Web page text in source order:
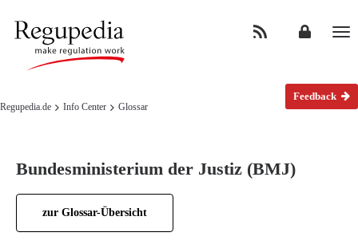
Regupedia.de Info Center Glossar
Feedback
Bundesministerium der Justiz (BMJ)
zur Glossar-Übersicht